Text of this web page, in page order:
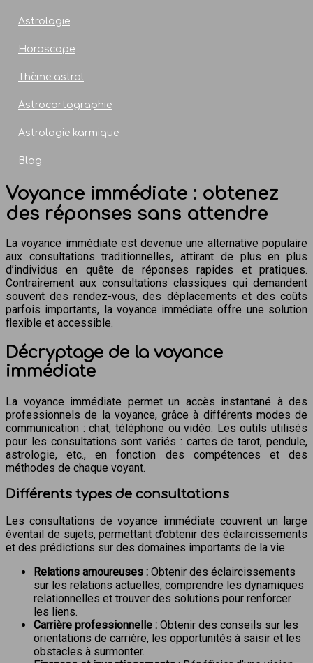
Astrologie
Horoscope
Thème astral
Astrocartographie
Astrologie karmique
Blog
Voyance immédiate : obtenez
des réponses sans attendre
La voyance immédiate est devenue une alternative populaire
aux consultations traditionnelles, attirant de plus en plus
d’individus en quête de réponses rapides et pratiques.
Contrairement aux consultations classiques qui demandent
souvent des rendez-vous, des déplacements et des coûts
parfois importants, la voyance immédiate offre une solution
flexible et accessible.
Décryptage de la voyance
immédiate
La voyance immédiate permet un accès instantané à des
professionnels de la voyance, grâce à différents modes de
communication : chat, téléphone ou vidéo. Les outils utilisés
pour les consultations sont variés : cartes de tarot, pendule,
astrologie, etc., en fonction des compétences et des
méthodes de chaque voyant.
Différents types de consultations
Les consultations de voyance immédiate couvrent un large
éventail de sujets, permettant d’obtenir des éclaircissements
et des prédictions sur des domaines importants de la vie.
Relations amoureuses : Obtenir des éclaircissements
sur les relations actuelles, comprendre les dynamiques
relationnelles et trouver des solutions pour renforcer
les liens.
Carrière professionnelle : Obtenir des conseils sur les
orientations de carrière, les opportunités à saisir et les
obstacles à surmonter.